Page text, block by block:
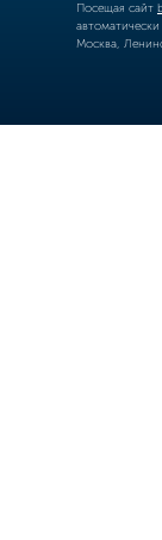
Посещая сайт
Москва,